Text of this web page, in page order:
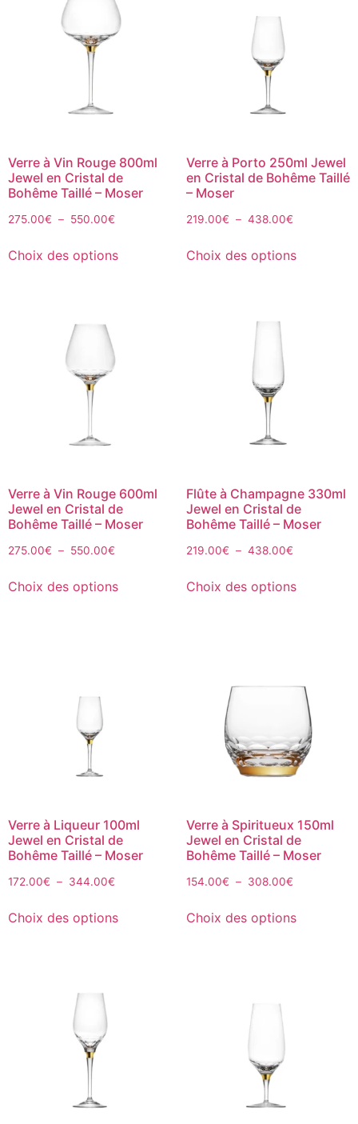
Verre à Vin Rouge 800ml
Jewel en Cristal de
Bohême Taillé – Moser
275.00€ – 550.00€
Choix des options
Verre à Porto 250ml Jewel
en Cristal de Bohême Taillé
– Moser
219.00€ – 438.00€
Choix des options
Verre à Vin Rouge 600ml
Jewel en Cristal de
Bohême Taillé – Moser
275.00€ – 550.00€
Choix des options
Flûte à Champagne 330ml
Jewel en Cristal de
Bohême Taillé – Moser
219.00€ – 438.00€
Choix des options
Verre à Liqueur 100ml
Jewel en Cristal de
Bohême Taillé – Moser
172.00€ – 344.00€
Choix des options
Verre à Spiritueux 150ml
Jewel en Cristal de
Bohême Taillé – Moser
154.00€ – 308.00€
Choix des options